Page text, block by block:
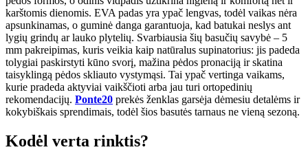
karštomis dienomis. EVA padas yra ypač lengvas, todėl vaikas nėra
apsunkinamas, o guminė danga garantuoja, kad batukai neslys ant
lygių grindų ar lauko plytelių. Svarbiausia šių basučių savybė – 5
mm pakreipimas, kuris veikia kaip natūralus supinatorius: jis padeda
tolygiai paskirstyti kūno svorį, mažina pėdos pronaciją ir skatina
taisyklingą pėdos skliauto vystymąsi. Tai ypač vertinga vaikams,
kurie pradeda aktyviai vaikščioti arba jau turi ortopedinių
rekomendacijų. Ponte20 prekės ženklas garsėja dėmesiu detalėms ir
kokybiškais sprendimais, todėl šios basutės tarnaus ne vieną sezoną.
Kodėl verta rinktis?